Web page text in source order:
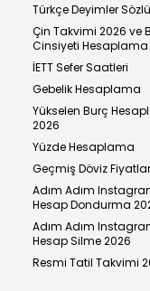
Türkçe Deyimler
Çin Takvimi 2026 ve
Cinsiyeti Hesaplama
İETT Sefer Saatleri
Gebelik Hesaplama
Yükselen Burç
2026
Yüzde Hesaplama
Geçmiş Döviz
Adım Adım
Hesap Dondurma
Adım Adım
Hesap Silme 2026
Resmi Tatil Takvimi